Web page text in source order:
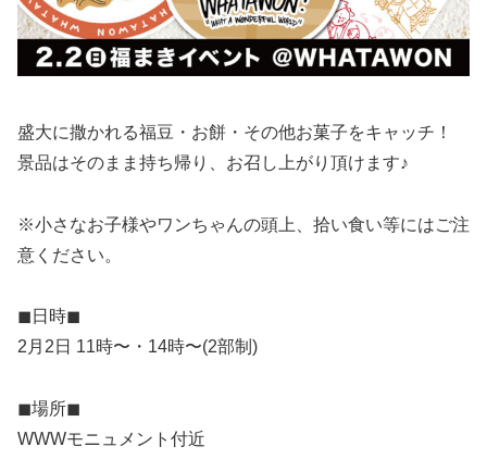
盛大に撒かれる福豆・お餅・その他お菓子をキャッチ！
景品はそのまま持ち帰り、お召し上がり頂けます♪
※小さなお子様やワンちゃんの頭上、拾い食い等にはご注
意ください。
◼︎日時◼︎
2月2日 11時〜・14時〜(2部制)
◼︎場所◼︎
WWWモニュメント付近